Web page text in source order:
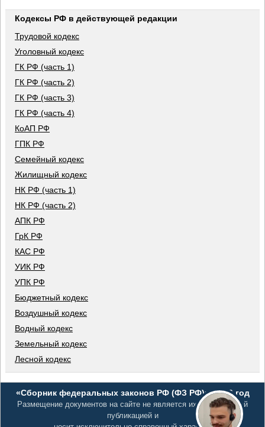
Кодексы РФ в действующей редакции
Трудовой кодекс
Уголовный кодекс
ГК РФ (часть 1)
ГК РФ (часть 2)
ГК РФ (часть 3)
ГК РФ (часть 4)
КоАП РФ
ГПК РФ
Семейный кодекс
Жилищный кодекс
НК РФ (часть 1)
НК РФ (часть 2)
АПК РФ
ГрК РФ
КАС РФ
УИК РФ
УПК РФ
Бюджетный кодекс
Воздушный кодекс
Водный кодекс
Земельный кодекс
Лесной кодекс
«Сборник федеральных законов РФ (ФЗ РФ)», 2026 год
Размещение документов на сайте не является их официальной
публикацией и